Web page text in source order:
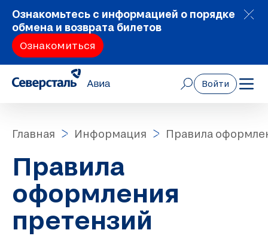
Ознакомьтесь с информацией о порядке
обмена и возврата билетов
Ознакомиться
Войти
Главная Информация Правила
Правила
оформления
претензий